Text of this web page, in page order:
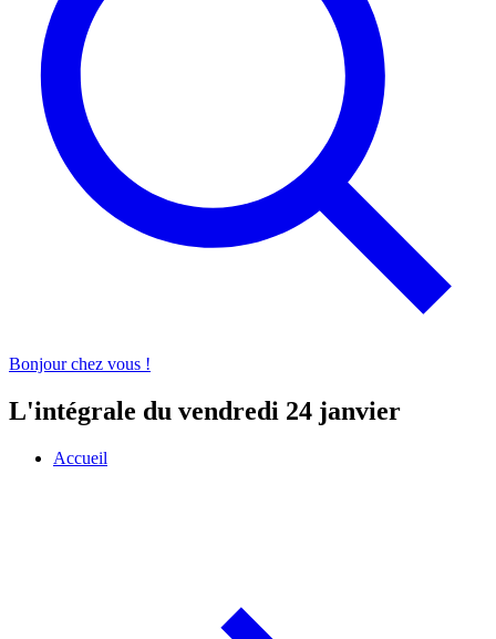
Bonjour chez vous !
L'intégrale du vendredi 24 janvier
Accueil